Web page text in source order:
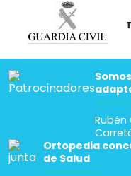
Rubén
Ortopedia
de Salud